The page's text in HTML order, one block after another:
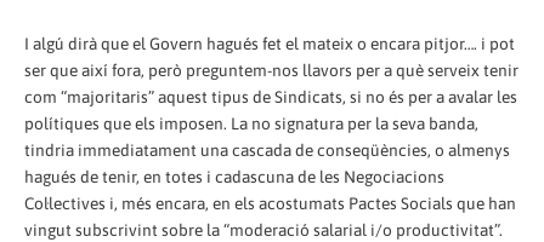
I algú dirà que el Govern hagués fet el mateix o encara pitjor…. i pot
ser que així fora, però preguntem-nos llavors per a què serveix tenir
com “majoritaris” aquest tipus de Sindicats, si no és per a avalar les
polítiques que els imposen. La no signatura per la seva banda,
tindria immediatament una cascada de conseqüències, o almenys
hagués de tenir, en totes i cadascuna de les Negociacions
Col·lectives i, més encara, en els acostumats Pactes Socials que han
vingut subscrivint sobre la “moderació salarial i/o productivitat”.